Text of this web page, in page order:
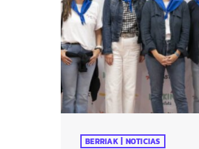
BERRIAK | NOTICIAS